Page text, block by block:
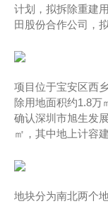
计划，拟拆除重建
田股份合作公司，
项目位于宝安区西
除用地面积约1.8万
确认深圳市旭生发
㎡，其中地上计容
地块分为南北两个